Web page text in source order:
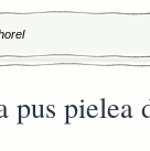
pielea